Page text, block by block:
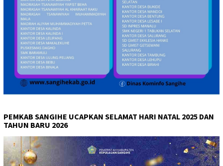
PEMKAB SANGIHE UCAPKAN SELAMAT HARI NATAL 2025 DAN
TAHUN BARU 2026